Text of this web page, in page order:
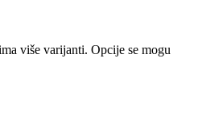
više varijanti. Opcije se mogu